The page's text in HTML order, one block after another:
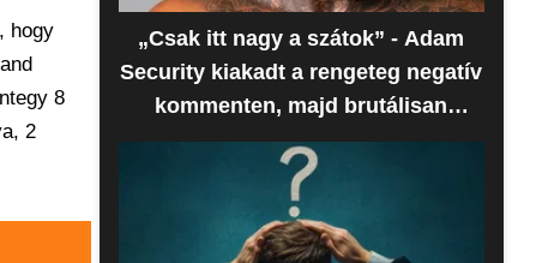
hogy
8
2
„Csak itt nagy a szátok” - Adam
Security kiakadt a rengeteg negatív
kommenten, majd brutálisan
beszóltak neki